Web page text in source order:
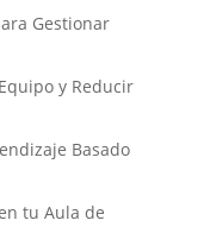
Gestionar
y Reducir
Basado
tu Aula de